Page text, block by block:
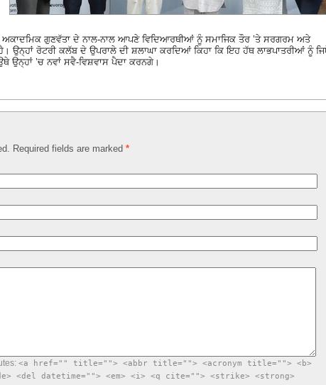
ਅਕਾਦਮਿਕ ਗੁਣਵੱਤਾ ਦੇ ਨਾਲ-ਨਾਲ ਆਪਣੇ ਵਿਦਿਆਰਥੀਆਂ ਨੂੰ ਸਮਾਜਿਕ ਤੌਰ ’ਤੇ ਸਰਗਰਮ ਅਤੇ
ਉਨ੍ਹਾਂ ਰੋਟਰੀ ਕਲੱਬ ਦੇ ਉਪਰਾਲੇ ਦੀ ਸ਼ਲਾਘਾ ਕਰਦਿਆਂ ਕਿਹਾ ਕਿ ਇਹ ਹੱਥ ਲਾਭਪਾਤਰੀਆਂ ਨੂੰ
ਉਨ੍ਹਾਂ ’ਚ ਨਵਾਂ ਸਵੈ-ਵਿਸ਼ਵਾਸ ਪੈਦਾ ਕਰਨਗੇ।
Required fields are marked *
<a href="" title=""> <abbr title=""> <acronym title=""> <b>
<del datetime=""> <em> <i> <q cite=""> <strike> <strong>